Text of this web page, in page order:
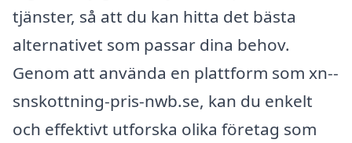
tjänster, så att du kan hitta det bästa
alternativet som passar dina behov.
Genom att använda en plattform som xn--
snskottning-pris-nwb.se, kan du enkelt
och effektivt utforska olika företag som